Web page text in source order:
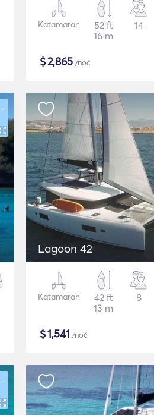
Katamaran
52 ft
16 m
14
$2,865 /noč
Lagoon 42
Katamaran
42 ft
13 m
8
$1,541 /noč